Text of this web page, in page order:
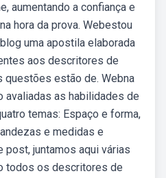
aumentando a confiança e
hora da prova. Webestou
uma apostila elaborada
aos descritores de
questões estão de. Webna
avaliadas as habilidades de
temas: Espaço e forma,
e medidas e
post, juntamos aqui várias
todos os descritores de